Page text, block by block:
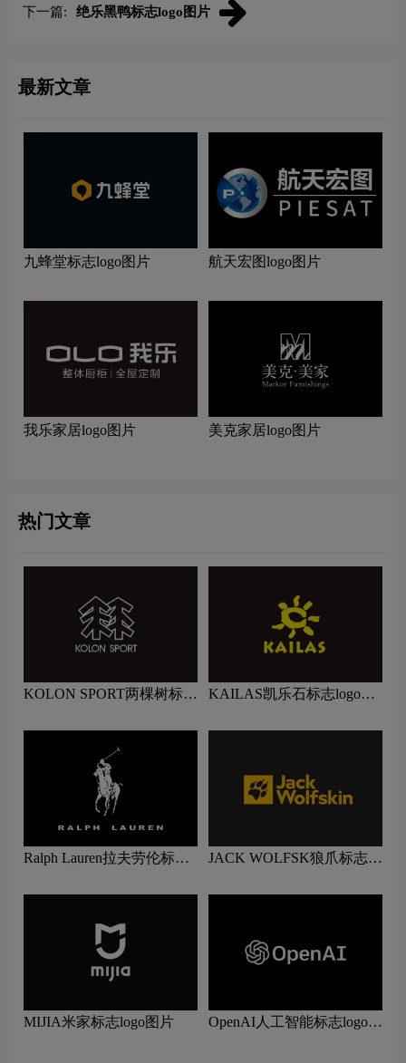
下一篇: 绝乐黑鸭标志logo图片
最新文章
九蜂堂标志logo图片 航天宏图logo图片
我乐家居logo图片 美克家居logo图片
热门文章
KOLON SPORT两棵树标志
KAILAS凯乐石标志logo图
Ralph Lauren拉夫劳伦标志
JACK WOLFSK狼爪标志
MIJIA米家标志logo图片
OpenAI人工智能标志logo图